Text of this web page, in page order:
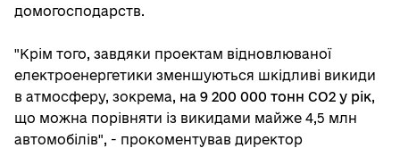
домогосподарств.
"Крім того, завдяки проектам відновлюваної
електроенергетики зменшуються шкідливі викиди
в атмосферу, зокрема, на 9 200 000 тонн СО2 у рік,
що можна порівняти із викидами майже 4,5 млн
автомобілів", - прокоментував директор